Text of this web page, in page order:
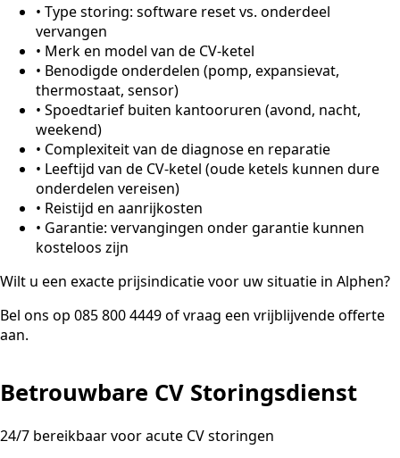
• Type storing: software reset vs. onderdeel
vervangen
• Merk en model van de CV-ketel
• Benodigde onderdelen (pomp, expansievat,
thermostaat, sensor)
• Spoedtarief buiten kantooruren (avond, nacht,
weekend)
• Complexiteit van de diagnose en reparatie
• Leeftijd van de CV-ketel (oude ketels kunnen dure
onderdelen vereisen)
• Reistijd en aanrijkosten
• Garantie: vervangingen onder garantie kunnen
kosteloos zijn
Wilt u een exacte prijsindicatie voor uw situatie in Alphen?
Bel ons op 085 800 4449 of vraag een vrijblijvende offerte
aan.
Betrouwbare CV Storingsdienst
24/7 bereikbaar voor acute CV storingen